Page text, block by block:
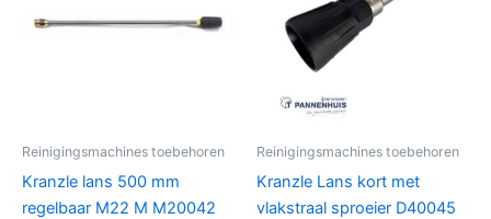
Reinigingsmachines toebehoren
Kranzle lans 500 mm
regelbaar M22 M M20042
Reinigingsmachines toebehoren
Kranzle Lans kort met
vlakstraal sproeier D40045